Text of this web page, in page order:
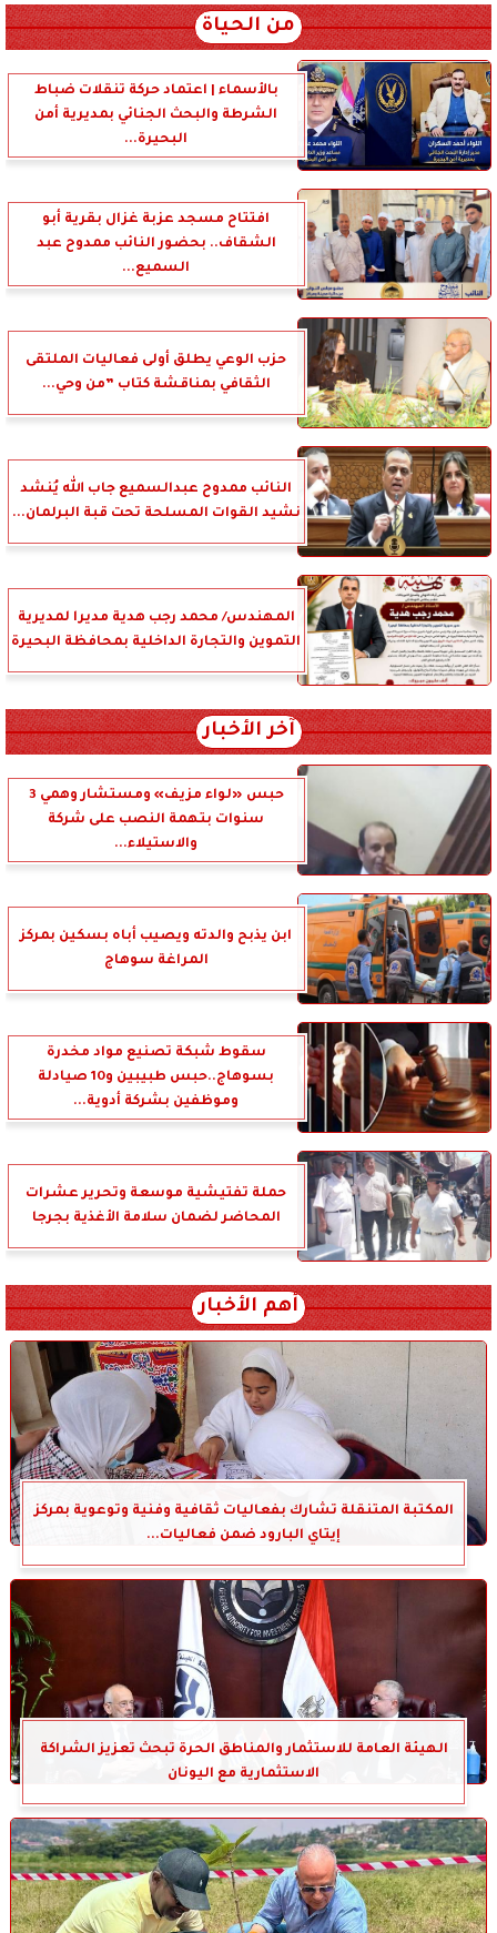
من الحياة
بالأسماء | اعتماد حركة تنقلات ضباط
الشرطة والبحث الجنائي بمديرية أمن
البحيرة...
افتتاح مسجد عزبة غزال بقرية أبو
الشقاف.. بحضور النائب ممدوح عبد
السميع...
حزب الوعي يطلق أولى فعاليات الملتقى
الثقافي بمناقشة كتاب ”من وحي...
النائب ممدوح عبدالسميع جاب الله يُنشد
نشيد القوات المسلحة تحت قبة البرلمان...
المهندس/ محمد رجب هدية مديرا لمديرية
التموين والتجارة الداخلية بمحافظة البحيرة
آخر الأخبار
حبس «لواء مزيف» ومستشار وهمي 3
سنوات بتهمة النصب على شركة
والاستيلاء...
ابن يذبح والدته ويصيب أباه بسكين بمركز
المراغة سوهاج
سقوط شبكة تصنيع مواد مخدرة
بسوهاج..حبس طبيبين و10 صيادلة
وموظفين بشركة أدوية...
حملة تفتيشية موسعة وتحرير عشرات
المحاضر لضمان سلامة الأغذية بجرجا
أهم الأخبار
المكتبة المتنقلة تشارك بفعاليات ثقافية وفنية وتوعوية بمركز
إيتاي البارود ضمن فعاليات...
الهيئة العامة للاستثمار والمناطق الحرة تبحث تعزيز الشراكة
الاستثمارية مع اليونان